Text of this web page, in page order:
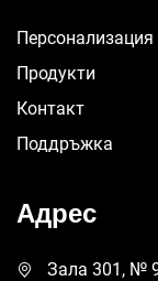
Персонализация
Продукти
Контакт
Поддръжка
Адрес
Зала 301, №